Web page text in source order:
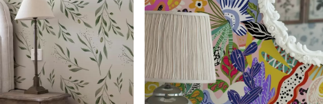
Преміум Вініл
1133680 грн/м²